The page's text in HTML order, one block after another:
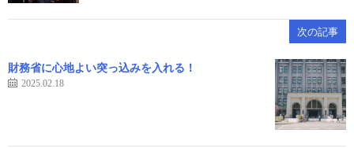
次の記事
財務省に心地よい突っ込みを入れる！
2025.02.18